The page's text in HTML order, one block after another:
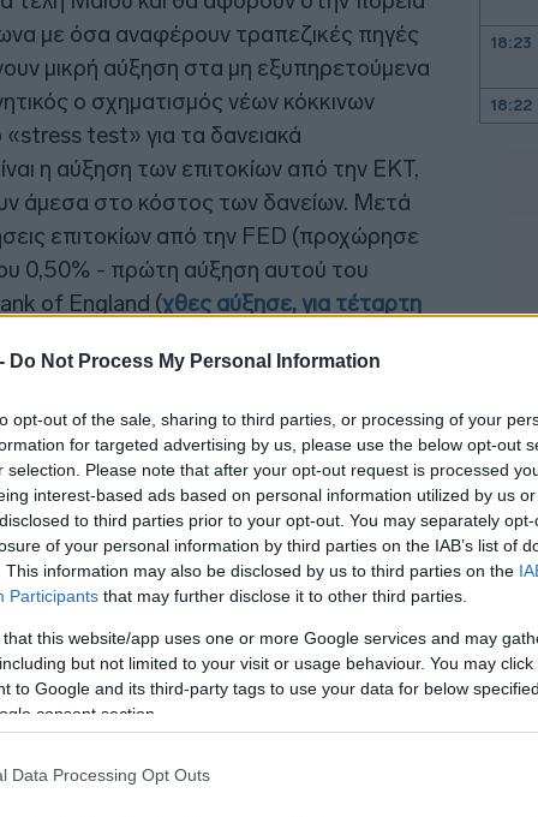
Do Not Process My Personal Information
opt-out of the sale, sharing to third parties, or processing of your
for targeted advertising by us, please use the below opt-out
selection. Please note that after your opt-out request is processed
interest-based ads based on personal information utilized by us
to third parties prior to your opt-out. You may separately
of your personal information by third parties on the IAB’s list of
This information may also be disclosed by us to third parties on the
Participants that may further disclose it to other third parties.
that this website/app uses one or more Google services and may
but not limited to your visit or usage behaviour. You may
to Google and its third-party tags to use your data for below
consent section.
Data Processing Opt Outs
με όσα αναφέρουν τραπεζικές πηγές
μικρή αύξηση στα μη εξυπηρετούμενα
ο σχηματισμός νέων κόκκινων
test» για τα δανειακά
η αύξηση των επιτοκίων από την ΕΚΤ,
άμεσα στο κόστος των δανείων. Μετά
επιτοκίων από την FED (προχώρησε
0,50% - πρώτη αύξηση αυτού του
of England (χθες αύξησε, για τέταρτη
την αντίδραση της ΕΚΤ με
18:23
18:22
17:33
17:29
17:28